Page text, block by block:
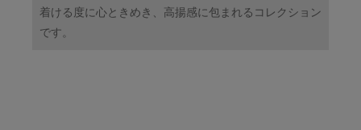
着ける度に心ときめき、高揚感に包まれるコレクション
です。